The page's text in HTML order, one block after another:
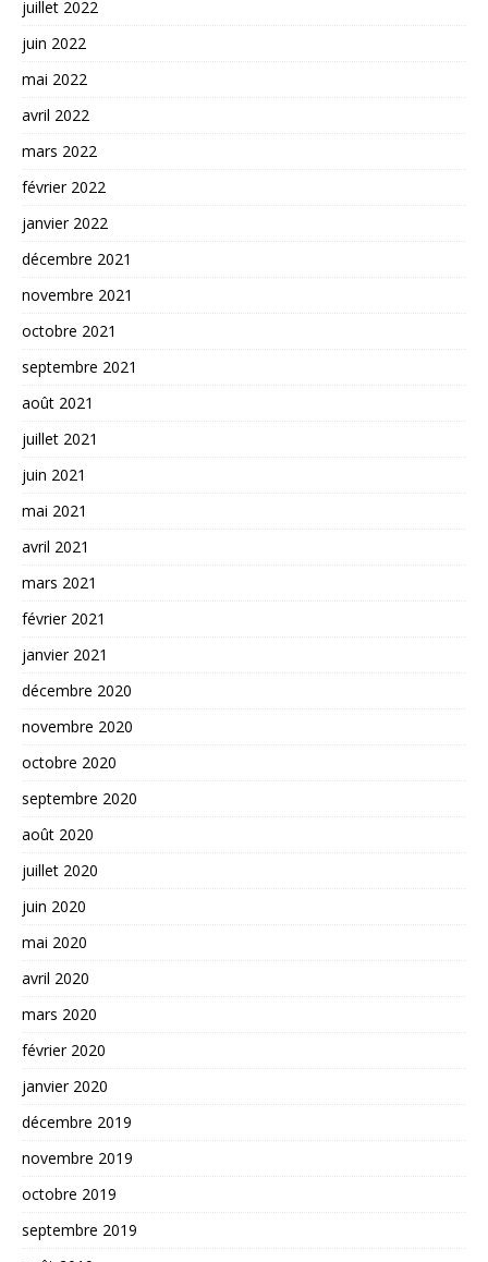
juillet 2022
juin 2022
mai 2022
avril 2022
mars 2022
février 2022
janvier 2022
décembre 2021
novembre 2021
octobre 2021
septembre 2021
août 2021
juillet 2021
juin 2021
mai 2021
avril 2021
mars 2021
février 2021
janvier 2021
décembre 2020
novembre 2020
octobre 2020
septembre 2020
août 2020
juillet 2020
juin 2020
mai 2020
avril 2020
mars 2020
février 2020
janvier 2020
décembre 2019
novembre 2019
octobre 2019
septembre 2019